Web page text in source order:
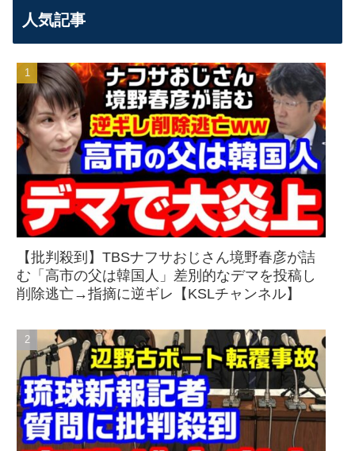
人気記事
【批判殺到】TBSナフサおじさん境野春彦が詰
む「高市の父は韓国人」差別的なデマを投稿し
削除逃亡→指摘に逆ギレ【KSLチャンネル】